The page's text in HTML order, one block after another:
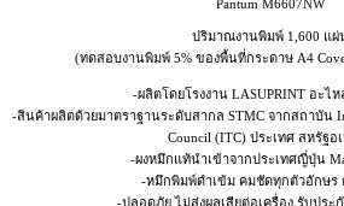
Pantum M6607NW
ปริมาณงานพิมพ์ 1,600 แผ่
(ทดสอบงานพิมพ์ 5% ของพื้นที่กระดาษ A4
-ผลิตโดยโรงงาน LASUPRINT อะไห
-สินค้าผลิตด้วยมาตราฐานระดับสากล STMC จากสถาบัน
Council (ITC) ประเทศ สหรัฐอ
-ผงหมึกแท้นำเข้าจากประเทศญี่ปุ่น
-หมึกพิมพ์ดำเข้ม คมชัดทุกตัวอักษร
-ปลอดภัย ไม่ส่งผลเสียต่อเครื่อง รับประ